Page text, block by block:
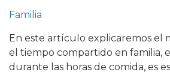
Familia
En este artículo explicaremos el
el tiempo compartido en familia,
durante las horas de comida, es